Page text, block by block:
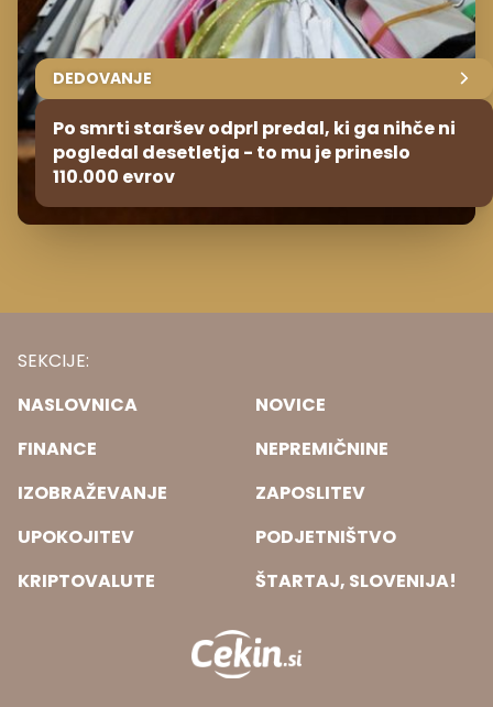
DEDOVANJE
Po smrti staršev odprl predal, ki ga nihče ni
pogledal desetletja - to mu je prineslo
110.000 evrov
SEKCIJE:
NASLOVNICA
NOVICE
FINANCE
NEPREMIČNINE
IZOBRAŽEVANJE
ZAPOSLITEV
UPOKOJITEV
PODJETNIŠTVO
KRIPTOVALUTE
ŠTARTAJ, SLOVENIJA!